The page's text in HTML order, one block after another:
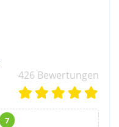
426 Bewertungen
7